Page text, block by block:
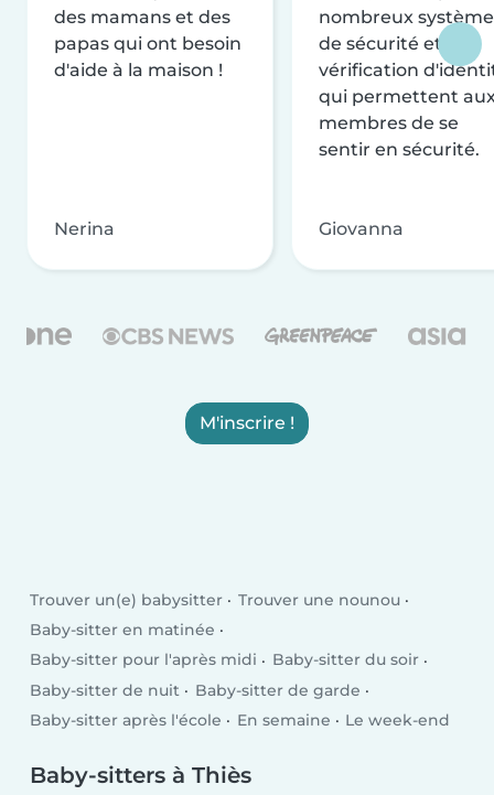
des mamans et des
papas qui ont besoin
d'aide à la maison !
Nerina
nombreux
de sécurité et de
vérification
qui permettent
membres de se
sentir en sécurité.
Giovanna
M'inscrire !
Trouver un(e) babysitter
Trouver une nounou
Baby-sitter en matinée
Baby-sitter pour l'après midi
Baby-sitter du soir
Baby-sitter de nuit
Baby-sitter de garde
Baby-sitter après l'école
En semaine Le week-end
Baby-sitters à Thiès